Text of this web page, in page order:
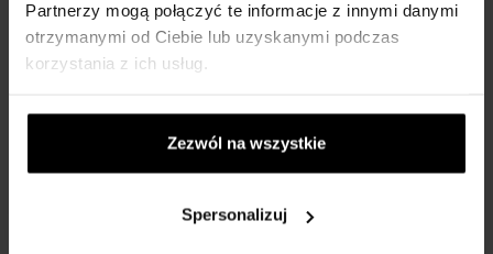
Partnerzy mogą połączyć te informacje z innymi danymi
otrzymanymi od Ciebie lub uzyskanymi podczas
korzystania z ich usług.
Zezwól na wszystkie
Spersonalizuj
Pour Femme Woda
perfumowana
75ml - Woda perfumowana -
perfumowana
18ml - Woda perfumowana -